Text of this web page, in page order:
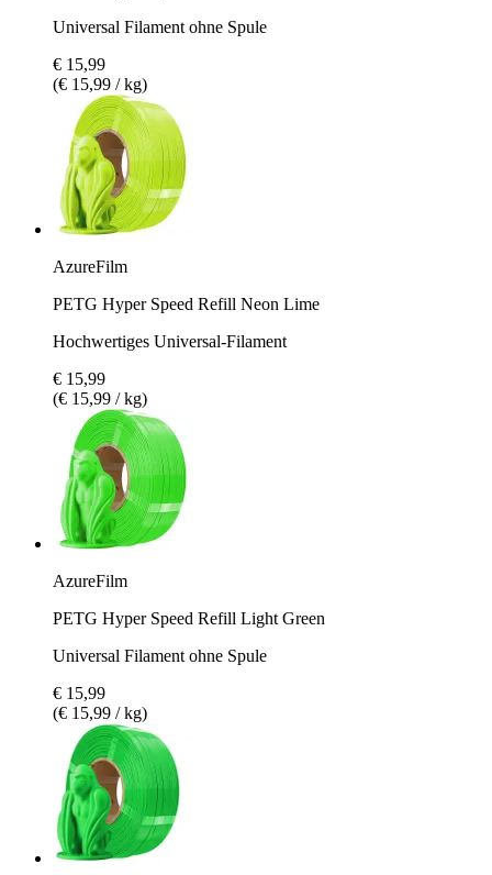
Universal Filament ohne Spule
€ 15,99
(€ 15,99 / kg)
AzureFilm
PETG Hyper Speed Refill Neon Lime
Hochwertiges Universal-Filament
€ 15,99
(€ 15,99 / kg)
AzureFilm
PETG Hyper Speed Refill Light Green
Universal Filament ohne Spule
€ 15,99
(€ 15,99 / kg)